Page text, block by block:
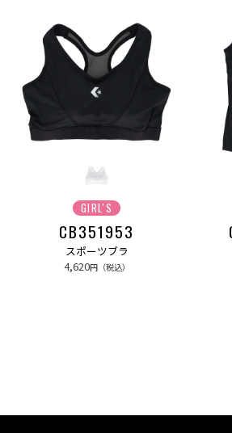
GIRL'S
CB351953
スポーツブラ
4,620円（税込）